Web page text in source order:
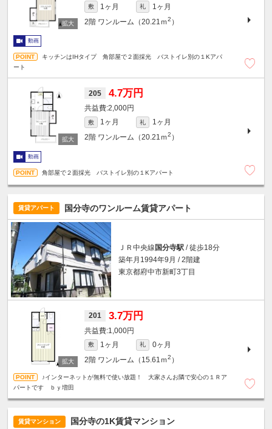
敷 1ヶ月 礼
1ヶ月
2階 ワンルーム（20.21ｍ2 ）
動画
キッチンはIHタイプ 角部屋で２面採光 バストイレ別の１Kアパ
ート
205 4.7万円
2,000円
敷 1ヶ月 礼
1ヶ月
2階 ワンルーム（20.21ｍ2 ）
動画
角部屋で２面採光 バストイレ別の１Kアパート
賃貸アパート 国分寺のワンルーム賃貸アパート
ＪＲ中央線 国分寺駅 / 徒歩18分
築年月1994年9月 / 2階建
東京都府中市新町3丁目
201 3.7万円
1,000円
敷 1ヶ月 礼
0ヶ月
2階 ワンルーム（15.61ｍ2 ）
♪インターネットが無料で使い放題！ 大家さんお隣で安心の１Ｒア
パートです ｂｙ増田
賃貸マンション 国分寺の1K賃貸マンション